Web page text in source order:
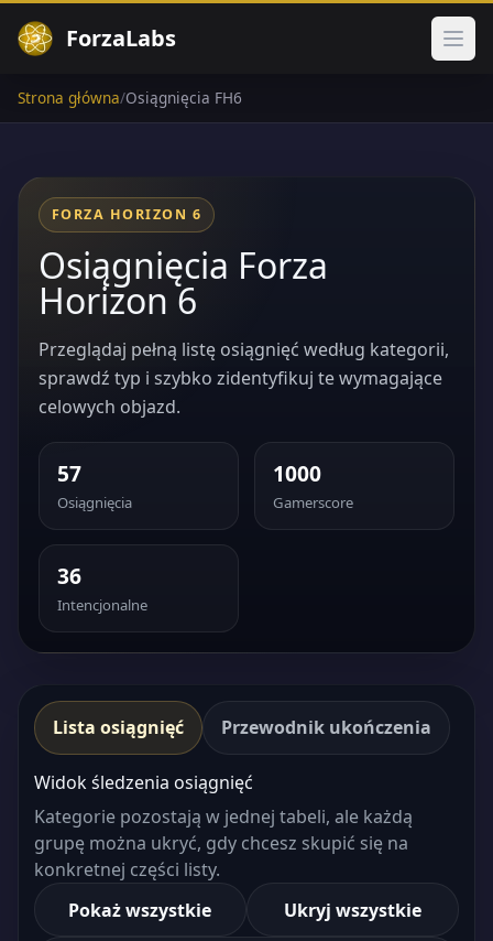
ForzaLabs
Strona główna/Osiągnięcia FH6
FORZA HORIZON 6
Osiągnięcia Forza
Horizon 6
Przeglądaj pełną listę osiągnięć według kategorii,
sprawdź typ i szybko zidentyfikuj te wymagające
celowych objazd.
57
Osiągnięcia
1000
Gamerscore
36
Intencjonalne
Lista osiągnięć Przewodnik ukończenia
Widok śledzenia osiągnięć
Kategorie pozostają w jednej tabeli, ale każdą
grupę można ukryć, gdy chcesz skupić się na
konkretnej części listy.
Pokaż wszystkie
Ukryj wszystkie